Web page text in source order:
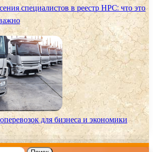
специалистов в реестр НРС: что это
для бизнеса и экономики